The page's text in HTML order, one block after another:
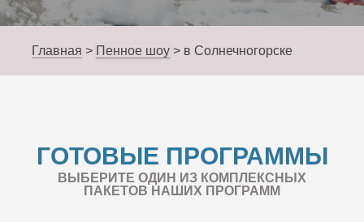
Главная > Пенное шоу > в Солнечногорске
ГОТОВЫЕ ПРОГРАММЫ
ВЫБЕРИТЕ ОДИН ИЗ КОМПЛЕКСНЫХ
ПАКЕТОВ НАШИХ ПРОГРАММ